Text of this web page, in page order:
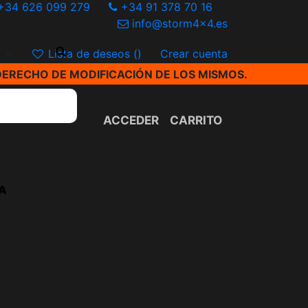
626 099 279
+34 91 378 70 16
info@storm4x4.es
Lista de deseos ()
Crear cuenta
DE MODIFICACIÓN DE LOS MISMOS.
ACCEDER CARRITO